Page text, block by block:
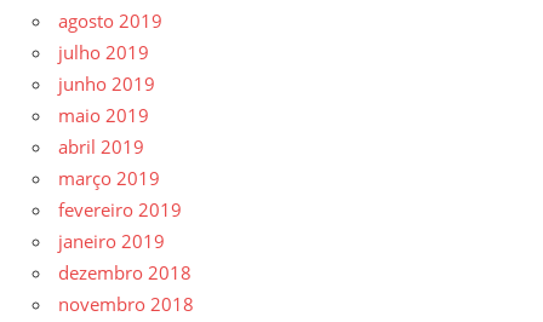
agosto 2019
julho 2019
junho 2019
maio 2019
abril 2019
março 2019
fevereiro 2019
janeiro 2019
dezembro 2018
novembro 2018